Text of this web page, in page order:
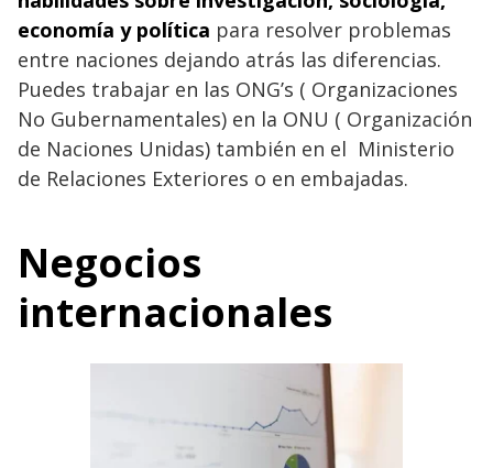
economía y política para resolver problemas
entre naciones dejando atrás las diferencias.
Puedes trabajar en las ONG’s ( Organizaciones
No Gubernamentales) en la ONU ( Organización
de Naciones Unidas) también en el Ministerio
de Relaciones Exteriores o en embajadas.
Negocios
internacionales